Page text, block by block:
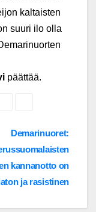
kaltaisten
suuri ilo olla
päättää.
Demarinuoret:
kannanotto on
ja rasistinen